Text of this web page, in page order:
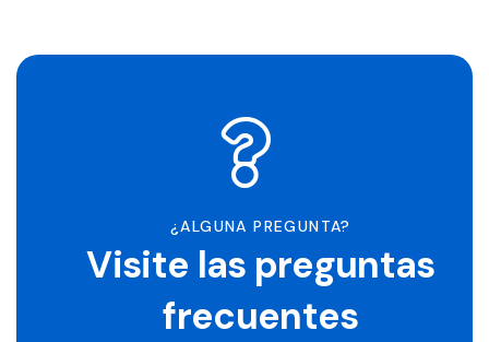
¿ALGUNA PREGUNTA?
Visite las preguntas
frecuentes